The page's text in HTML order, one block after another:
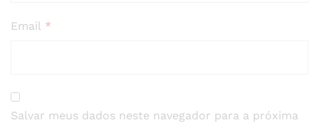
Email *
Salvar meus dados neste navegador para a próxima